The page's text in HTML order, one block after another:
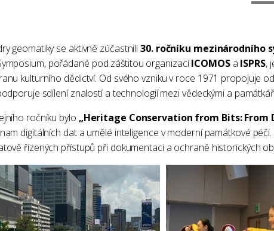
geomatiky se aktivně zúčastnili30. ročníku mezinárodního
pořádané pod záštitou organizacíICOMOSa ISPRS,
kulturního dědictví. Od svého vzniku v roce 1971 propojuje
sdílení znalostí a technologií mezi vědeckými a
ročníku bylo „Heritage Conservation from Bits:
digitálních dat a umělé inteligence v moderní památkové
řízených přístupů při dokumentaci a ochraně historických